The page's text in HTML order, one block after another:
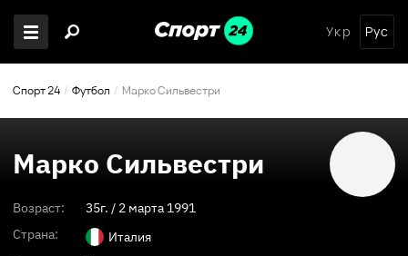
Укр Рус
Спорт 24 Футбол Марко Сильвестри
Марко Сильвестри
Возраст: 35г. / 2 марта 1991
Страна:
Италия